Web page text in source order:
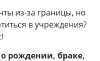
из-за границы, но
в учреждения?
о рождении, браке,